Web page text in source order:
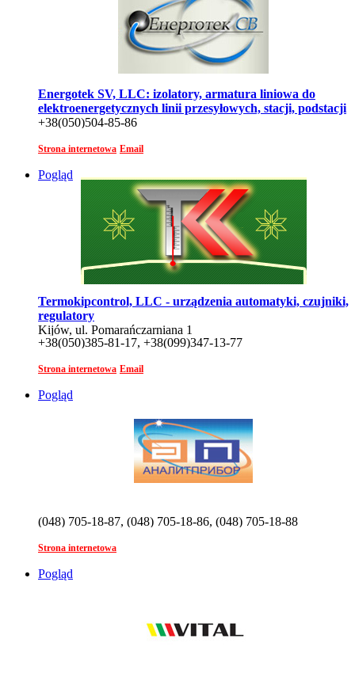
Energotek SV, LLC: izolatory, armatura liniowa do
elektroenergetycznych linii przesyłowych, stacji, podstacji
+38(050)504-85-86
Strona internetowa Email
Pogląd
Termokipcontrol, LLC - urządzenia automatyki, czujniki,
regulatory
Kijów, ul. Pomarańczarniana 1
+38(050)385-81-17, +38(099)347-13-77
Strona internetowa Email
Pogląd
(048) 705-18-87, (048) 705-18-86, (048) 705-18-88
Strona internetowa
Pogląd